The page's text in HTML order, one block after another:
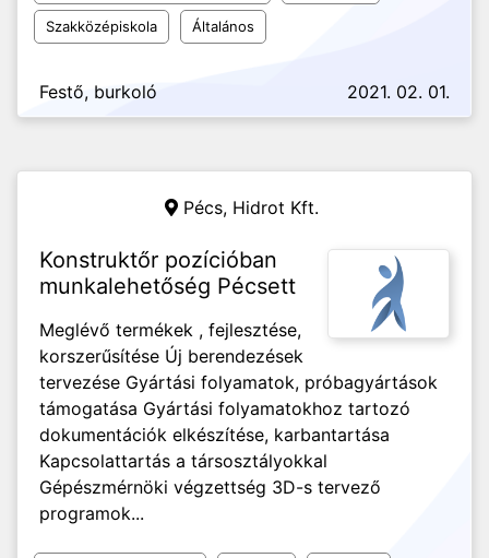
Szakközépiskola Általános
Festő, burkoló 2021. 02. 01.
Pécs, Hidrot Kft.
Konstruktőr pozícióban
munkalehetőség Pécsett
Meglévő termékek , fejlesztése,
korszerűsítése Új berendezések
tervezése Gyártási folyamatok, próbagyártások
támogatása Gyártási folyamatokhoz tartozó
dokumentációk elkészítése, karbantartása
Kapcsolattartás a társosztályokkal
Gépészmérnöki végzettség 3D-s tervező
programok...